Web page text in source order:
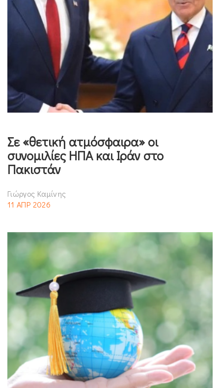
Σε «θετική ατμόσφαιρα» οι
συνομιλίες ΗΠΑ και Ιράν στο
Πακιστάν
Γιώργος Καμίνης
11 ΑΠΡ 2026